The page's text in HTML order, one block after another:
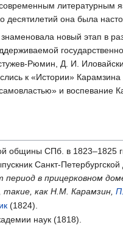
литературным
десятилетий она была
новый этап в
Рюмин, Д. И.
к «Истории»
и воспевание
общины СПб. в 1823–1825
Санкт-
период в прицерковном
такие, как Н.М. Карамзин,
(1824).
наук (1818).